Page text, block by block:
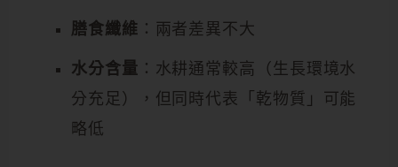
膳食纖維 ：兩者差異不大
水分含量 ：水耕通常較高（生長環境水
分充足），但同時代表「乾物質」可能
略低